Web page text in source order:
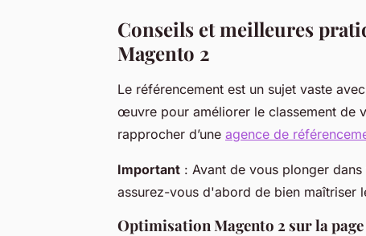
Conseils et meilleures
Magento 2
Le référencement est un sujet vaste
œuvre pour améliorer le classement de
rapprocher d’une agence de
Important : Avant de vous plonger
assurez-vous d'abord de bien maîtriser
Optimisation Magento 2 sur la page